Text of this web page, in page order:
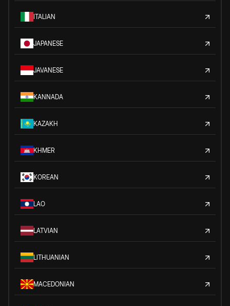
ITALIAN
JAPANESE
JAVANESE
KANNADA
KAZAKH
KHMER
KOREAN
LAO
LATVIAN
LITHUANIAN
MACEDONIAN